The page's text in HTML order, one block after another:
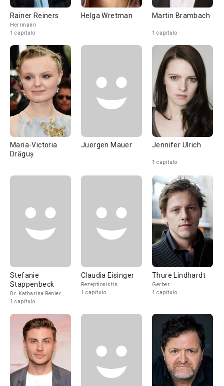
Rainer Reiners
Herrmann
1 capítulo
Helga Wretman Martin Brambach
1 capítulo
Maria-Victoria
Drăguș
Juergen Mauer Jennifer Ulrich
1 capítulo
Stefanie
Stappenbeck
Dr. Katharina Renier
1 capítulo
Claudia Eisinger
Rezeptionistin
1 capítulo
Thure Lindhardt
Gerber
1 capítulo